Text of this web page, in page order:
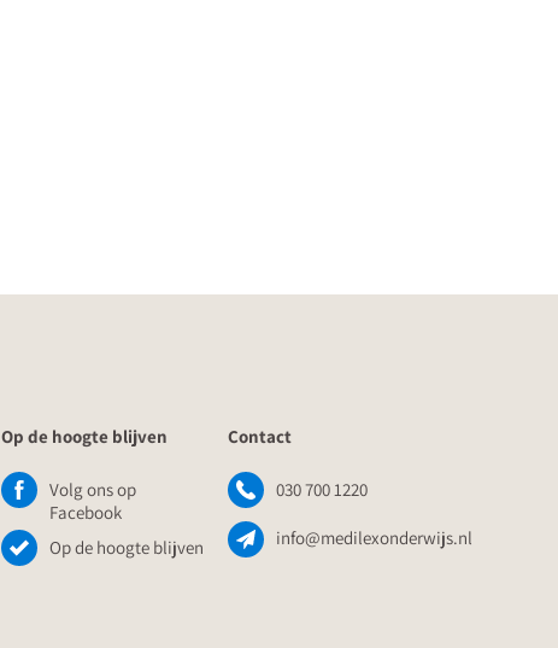
Op de hoogte blijven
Volg ons op
Facebook
Op de hoogte blijven
Contact
030 700 1220
info@medilexonderwijs.nl